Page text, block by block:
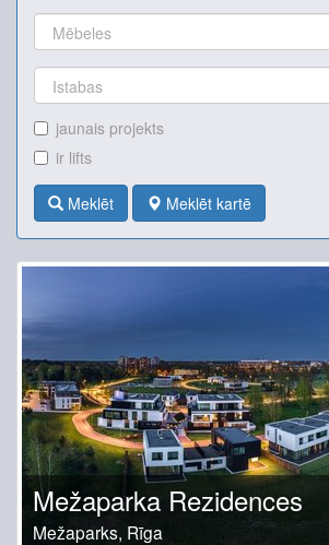
jaunais projekts
ir lifts
Meklēt Meklēt kartē
Mežaparka Rezidences
Mežaparks, Rīga